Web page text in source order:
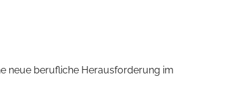
neue berufliche Herausforderung im